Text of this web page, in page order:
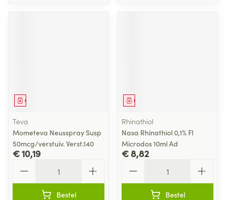
Geneesmiddel
Teva
Mometeva Neusspray Susp
50mcg/verstuiv. Verst.140
€ 10,19
Bestel
Geneesmiddel
Rhinathiol
Nasa Rhinathiol 0,1% Fl
Microdos 10ml Ad
€ 8,82
Bestel